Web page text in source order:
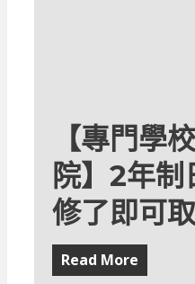
【專門學
院】2年
修了即可
Read More